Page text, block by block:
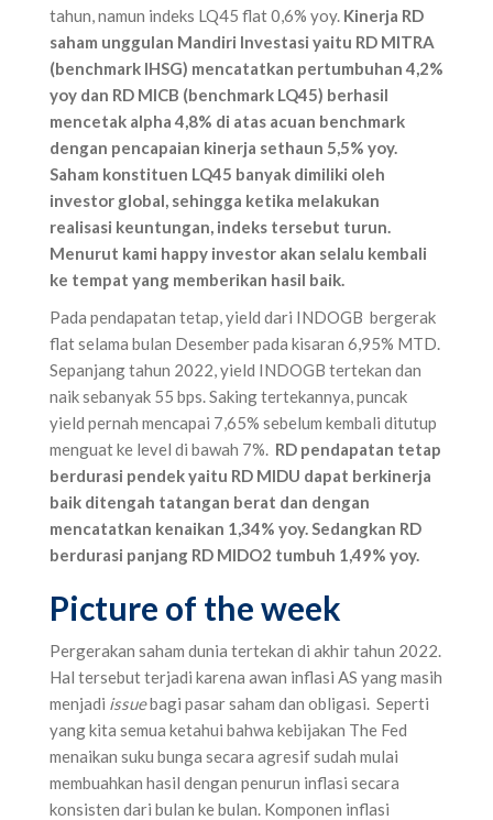
tahun, namun indeks LQ45 flat 0,6% yoy. Kinerja RD
saham unggulan Mandiri Investasi yaitu RD MITRA
(benchmark IHSG) mencatatkan pertumbuhan 4,2%
yoy dan RD MICB (benchmark LQ45) berhasil
mencetak alpha 4,8% di atas acuan benchmark
dengan pencapaian kinerja sethaun 5,5% yoy.
Saham konstituen LQ45 banyak dimiliki oleh
investor global, sehingga ketika melakukan
realisasi keuntungan, indeks tersebut turun.
Menurut kami happy investor akan selalu kembali
ke tempat yang memberikan hasil baik.
Pada pendapatan tetap, yield dari INDOGB bergerak
flat selama bulan Desember pada kisaran 6,95% MTD.
Sepanjang tahun 2022, yield INDOGB tertekan dan
naik sebanyak 55 bps. Saking tertekannya, puncak
yield pernah mencapai 7,65% sebelum kembali ditutup
menguat ke level di bawah 7%. RD pendapatan tetap
berdurasi pendek yaitu RD MIDU dapat berkinerja
baik ditengah tatangan berat dan dengan
mencatatkan kenaikan 1,34% yoy. Sedangkan RD
berdurasi panjang RD MIDO2 tumbuh 1,49% yoy.
Picture of the week‌
Pergerakan saham dunia tertekan di akhir tahun 2022.
Hal tersebut terjadi karena awan inflasi AS yang masih
menjadi issuebagi pasar saham dan obligasi. Seperti
yang kita semua ketahui bahwa kebijakan The Fed
menaikan suku bunga secara agresif sudah mulai
membuahkan hasil dengan penurun inflasi secara
konsisten dari bulan ke bulan. Komponen inflasi